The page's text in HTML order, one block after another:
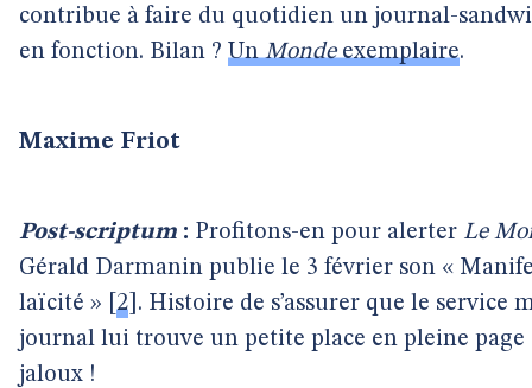
contribue à faire du quotidien un journal-
en fonction. Bilan ? UnMondeexemplaire.
Maxime Friot
Post-scriptum : Profitons-en pour alerter Le
Gérald Darmanin publie le 3 février son «
laïcité »
2 . Histoire de s’assurer que le service
journal lui trouve un petite place en pleine page
jaloux !